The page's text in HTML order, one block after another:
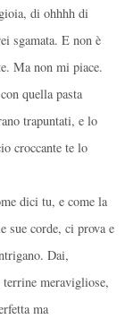
di ohhhh di
sgamata. E non è
Ma non mi piace.
quella pasta
trapuntati, e lo
croccante te lo
dici tu, e come la
sue corde, ci prova e
Dai,
meravigliose,
ma